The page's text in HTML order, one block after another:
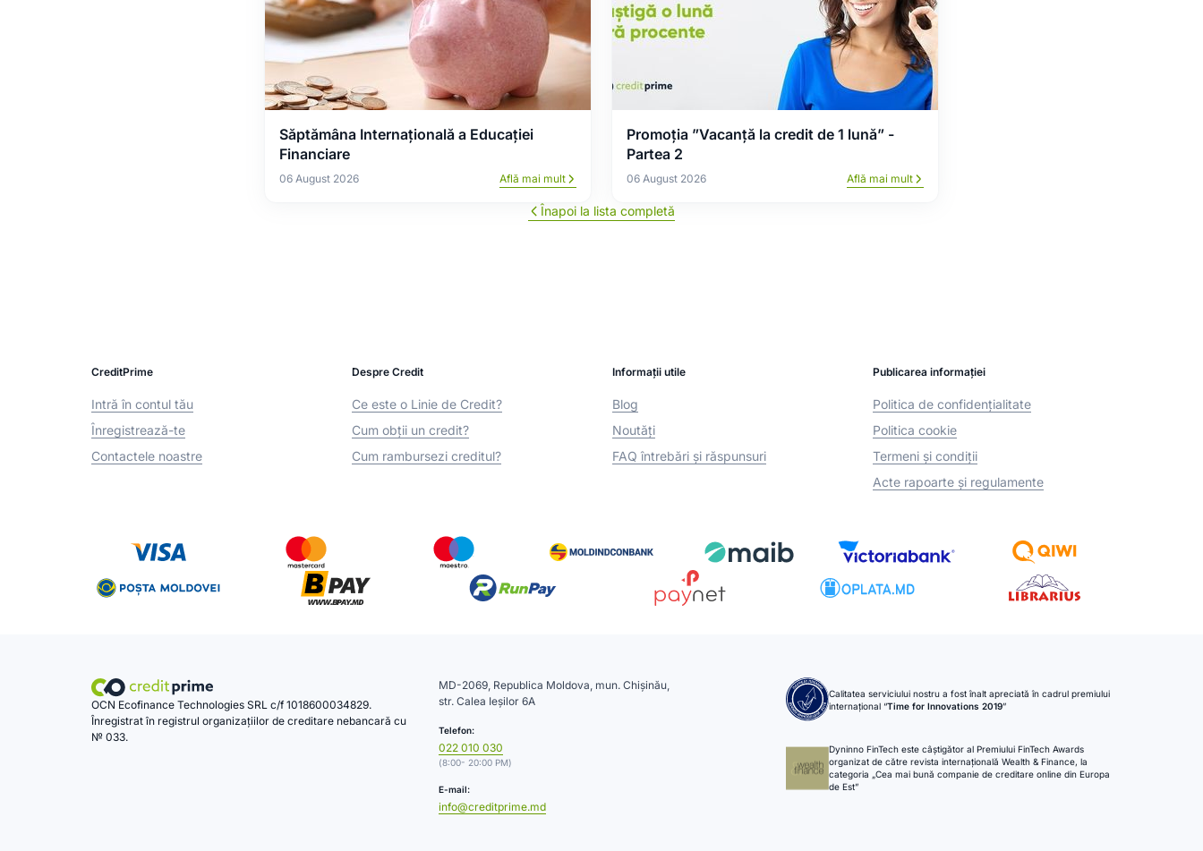
Săptămâna Internațională a Educației
Financiare
06 August 2026 Află mai mult
Promoția ”Vacanță la credit de 1 lună” -
Partea 2
06 August 2026 Află mai mult
Înapoi la lista completă
CreditPrime
Intră în contul tău
Înregistrează-te
Contactele noastre
Despre Credit
Ce este o Linie de Credit?
Cum obții un credit?
Cum rambursezi creditul?
Informații utile
Blog
Noutăți
FAQ întrebări și răspunsuri
Publicarea informației
Politica de confidențialitate
Politica cookie
Termeni și condiții
Acte rapoarte și regulamente
OCN Ecofinance Technologies SRL c/f 1018600034829.
Înregistrat în registrul organizațiilor de creditare nebancară cu
№ 033.
MD-2069, Republica Moldova, mun. Chișinău,
str. Calea Ieșilor 6A
Telefon:
022 010 030
(8:00- 20:00 PM)
E-mail:
info@creditprime.md
Calitatea serviciului nostru a fost înalt apreciată în cadrul premiului
internațional “Time for Innovations 2019”
Dyninno FinTech este câștigător al Premiului FinTech Awards
organizat de către revista internațională Wealth & Finance, la
categoria „Cea mai bună companie de creditare online din Europa
de Est”